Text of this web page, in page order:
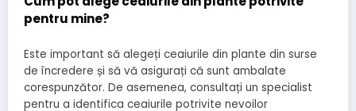
pentru mine?
Este important să alegeți ceaiurile din plante din surse
de încredere și să vă asigurați că sunt ambalate
corespunzător. De asemenea, consultați un specialist
pentru a identifica ceaiurile potrivite nevoilor